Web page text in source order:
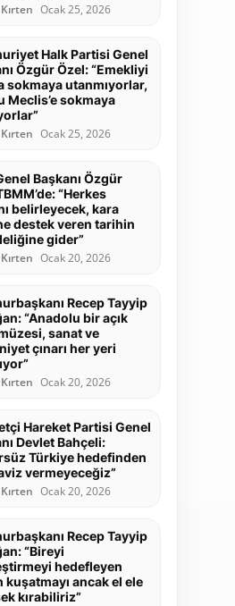
Ocak 25, 2026
Halk Partisi Genel
Özgür Özel: “Emekliyi
sokmaya utanmıyorlar,
Meclis’e sokmaya
Ocak 25, 2026
Başkanı Özgür
“Herkes
belirleyecek, kara
destek veren tarihin
gider”
Ocak 20, 2026
Recep Tayyip
“Anadolu bir açık
sanat ve
çınarı her yeri
Ocak 20, 2026
Hareket Partisi Genel
Devlet Bahçeli:
Türkiye hedefinden
vermeyeceğiz”
Ocak 20, 2026
Recep Tayyip
“Bireyi
hedefleyen
kuşatmayı ancak el ele
kırabiliriz”